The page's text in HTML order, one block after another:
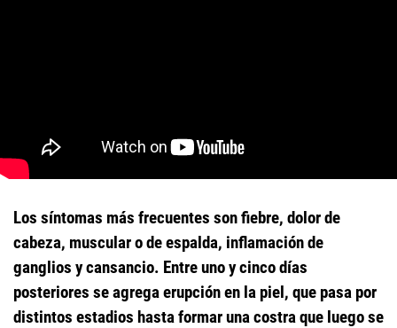
Los síntomas más frecuentes son fiebre, dolor de
cabeza, muscular o de espalda, inflamación de
ganglios y cansancio. Entre uno y cinco días
posteriores se agrega erupción en la piel, que pasa por
distintos estadios hasta formar una costra que luego se